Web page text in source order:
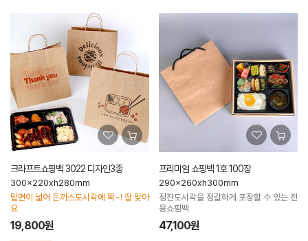
크라프트쇼핑백 3022 디자인3종
300x220xh280mm
밑면이 넓어 돈까스도시락에 똭~! 잘 맞아
요
19,800원
프리미엄 쇼핑백 1호 100장
290x260xh300mm
정찬도시락을 정갈하게 포장할 수 있는 전
용쇼핑백
47,100원